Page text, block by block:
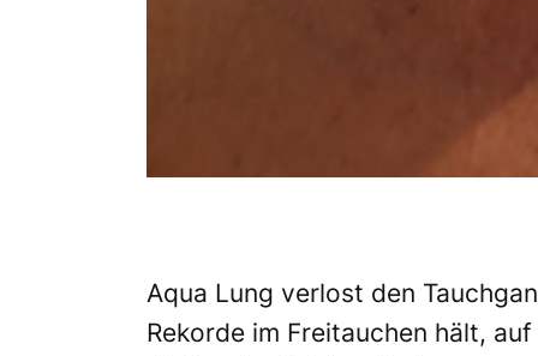
Aqua Lung verlost den
Rekorde im Freitauchen hält,